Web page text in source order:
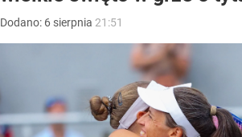
Dodano: 6 sierpnia 21:51